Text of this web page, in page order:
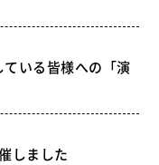
いる皆様への「演
しました